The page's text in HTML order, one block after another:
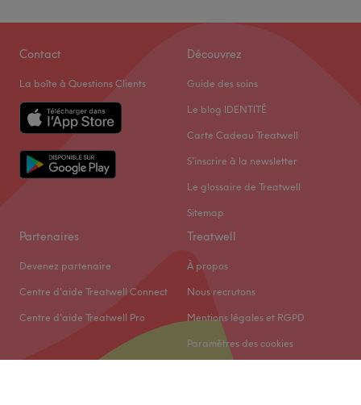
Contact
La boîte à Questions Clients
Découvrez
Guide des soins
Le blog IDENTITÉ
Carte Cadeau Treatwell
S'inscrire à la newsletter
Le glossaire de Treatwell
Sitemap
Partenaires
Devenez partenaire
Centre d'aide Treatwell Connect
Centre d'aide Treatwell Pro
Treatwell
À propos
Nous recrutons
Mentions légales et RGPD
Paramètres des cookies